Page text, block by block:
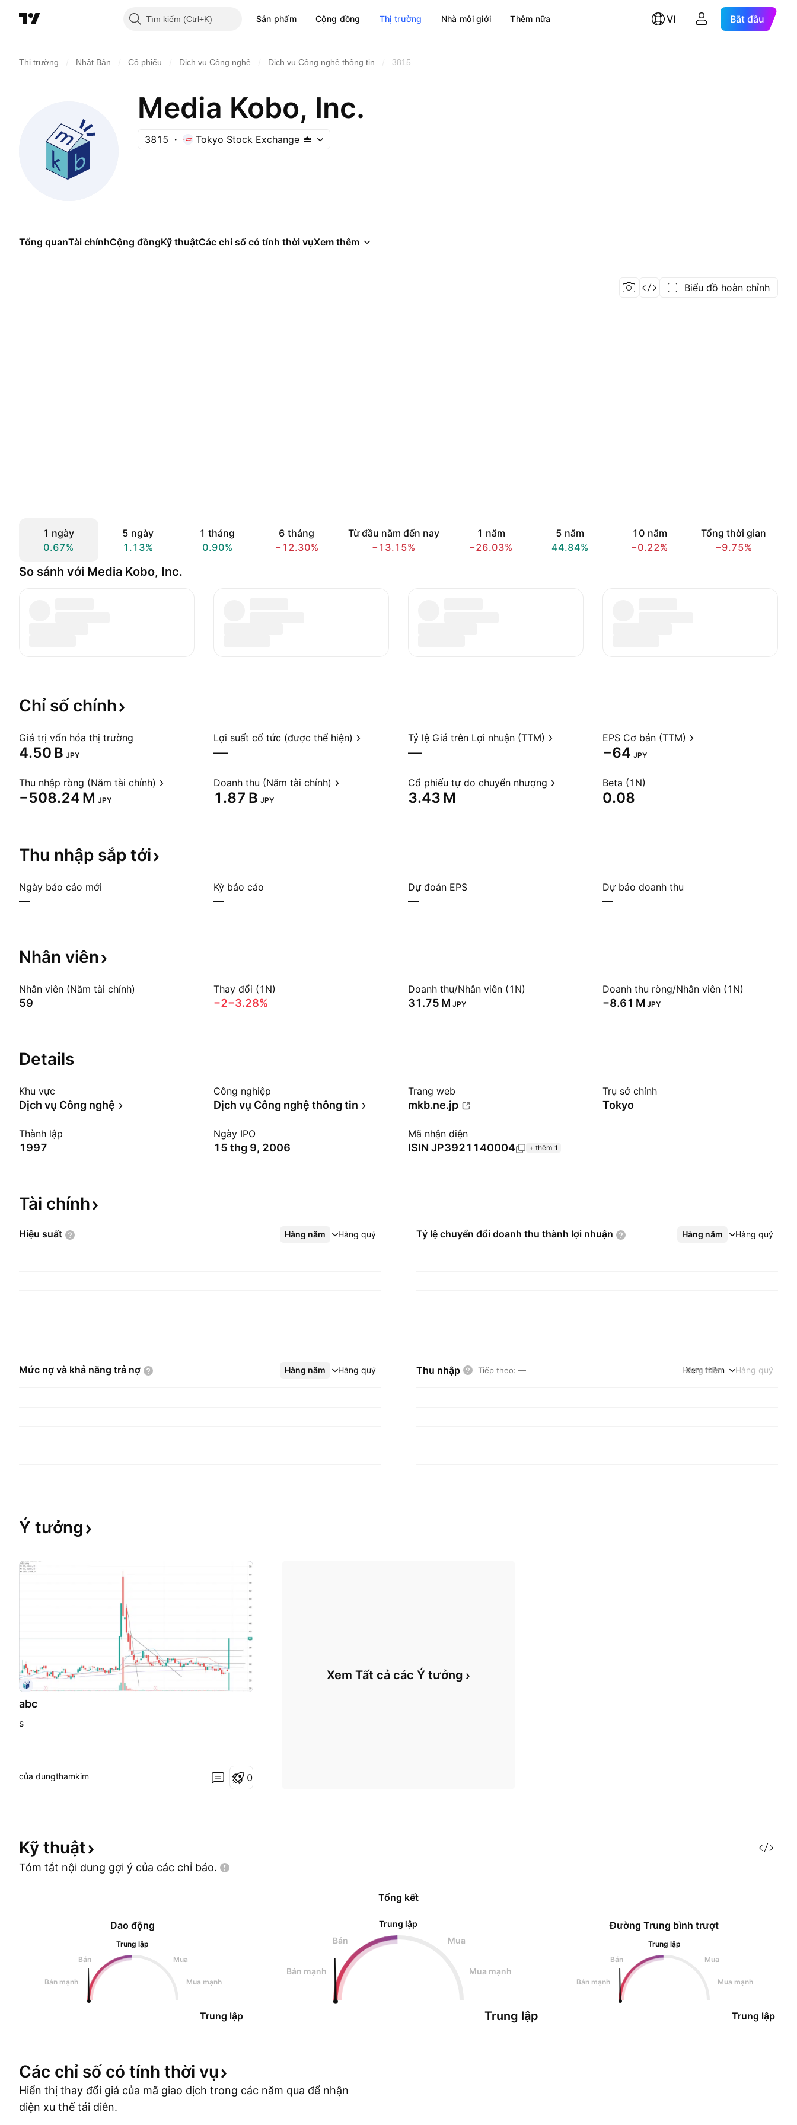
Tìm kiếm Sản phẩm Cộng đồng Thị trường Nhà môi giới Thêm nữa VI Bắt đầu
Thị trường Nhật Bản Cổ phiếu Dịch vụ Công nghệ Dịch vụ Công nghệ thông tin 3815
Media Kobo, Inc.
3815 Tokyo Stock Exchange
Tổng quanTài chínhCộng đồngKỹ thuậtCác chỉ số có tính thời vụXem thêm
Biểu đồ hoàn chỉnh
1 ngày
0.67%
5 ngày
1.13%
1 tháng
0.90%
6 tháng
−12.30%
Từ đầu năm đến nay
−13.15%
1 năm
−26.03%
5 năm
44.84%
10 năm
−0.22%
Tổng thời gian
−9.75%
So sánh với Media Kobo, Inc.
Chỉ số chính
Giá trị vốn hóa thị trường
‪4.50 B‬ JPY
Lợi suất cổ tức (được thể hiện)
—
Tỷ lệ Giá trên Lợi nhuận (TTM)
—
EPS Cơ bản (TTM)
−64 JPY
Thu nhập ròng (Năm tài chính)
‪−508.24 M‬ JPY
Doanh thu (Năm tài chính)
‪1.87 B‬ JPY
Cổ phiếu tự do chuyển nhượng
‪3.43 M‬
Beta (1N)
0.08
Thu nhập sắp tới
Ngày báo cáo mới
—
Kỳ báo cáo
—
Dự đoán EPS
—
Dự báo doanh thu
—
Nhân viên
Nhân viên (Năm tài chính)
59
Thay đổi (1N)
−2−3.28%
Doanh thu/Nhân viên (1N)
‪31.75 M‬ JPY
Doanh thu ròng/Nhân viên (1N)
‪−8.61 M‬ JPY
Details
Khu vực
Dịch vụ Công nghệ
Công nghiệp
Dịch vụ Công nghệ thông tin
Trang web
mkb.ne.jp
Trụ sở chính
Tokyo
Thành lập
1997
Ngày IPO
15 thg 9, 2006
Mã nhận diện
ISIN JP3921140004 + thêm 1
Tài chính
Hiệu suất Hàng năm Hàng quý
Xem thêm Tỷ lệ chuyển đổi doanh thu thành lợi nhuận Hàng năm Hàng quý
Xem thêm
Mức nợ và khả năng trả nợ Hàng năm Hàng quý
Xem thêm Thu nhập Tiếp theo: — Hàng năm Hàng quý
Xem thêm
Ý tưởng
abc
s
của dungthamkim 0
Xem Tất cả các Ý tưởng
Kỹ thuật
Tóm tắt nội dung gợi ý của các chỉ báo.
Dao động
Trung lập
Bán
Mua
Bán mạnh Mua mạnh
Trung lập
Tổng kết
Trung lập
Bán
Mua
Bán mạnh Mua mạnh
Trung lập
Đường Trung bình trượt
Trung lập
Bán
Mua
Bán mạnh Mua mạnh
Trung lập
Các chỉ số có tính thời vụ
Hiển thị thay đổi giá của mã giao dịch trong các năm qua để nhận
diện xu thế tái diễn.